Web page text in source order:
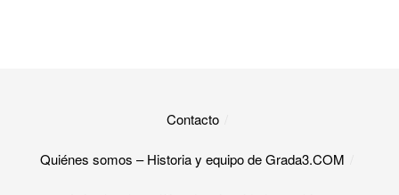
Contacto
Quiénes somos – Historia y equipo de Grada3.COM